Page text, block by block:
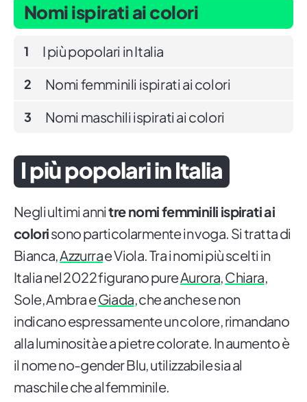
Nomi ispirati ai colori
1 I più popolari in Italia
2 Nomi femminili ispirati ai colori
3 Nomi maschili ispirati ai colori
I più popolari in Italia
Negli ultimi annitre nomi femminili ispirati ai
colorisono particolarmente in voga. Si tratta di
Bianca,Azzurrae Viola. Tra i nomi più scelti in
Italia nel 2022 figurano pureAurora,Chiara,
Sole, Ambra eGiada, che anche se non
indicano espressamente un colore, rimandano
alla luminosità e a pietre colorate. In aumento è
il nome no-gender Blu, utilizzabile sia al
maschile che al femminile.